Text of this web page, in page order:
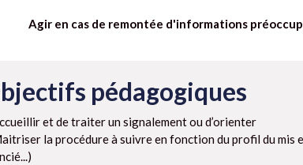
Agir en cas de remontée d'informations
pédagogiques
et de traiter un signalement ou d’orienter
la procédure à suivre en fonction du profil du mis